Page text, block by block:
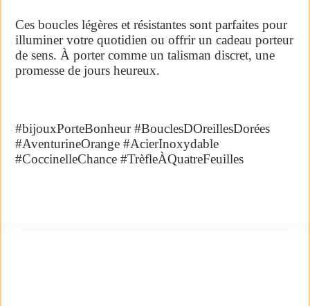
Ces boucles légères et résistantes sont parfaites pour
illuminer votre quotidien ou offrir un cadeau porteur
de sens. À porter comme un talisman discret, une
promesse de jours heureux.
#bijouxPorteBonheur #BouclesDOreillesDorées
#AventurineOrange #AcierInoxydable
#CoccinelleChance #TrèfleÀQuatreFeuilles